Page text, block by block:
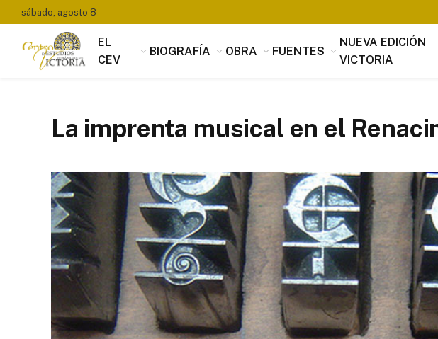
sábado, agosto 8
EL
CEV
BIOGRAFÍA OBRA FUENTES
NUEVA EDICIÓN
VICTORIA
La imprenta musical en el